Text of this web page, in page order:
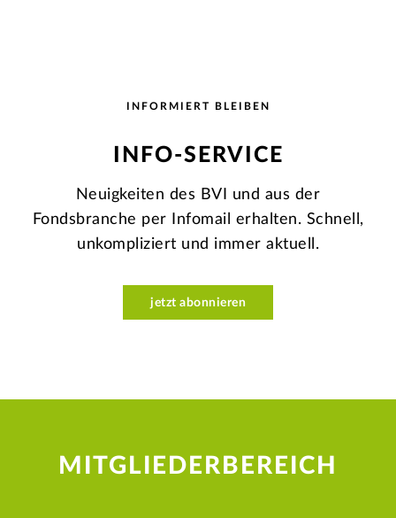
INFORMIERT BLEIBEN
INFO-SERVICE
Neuigkeiten des BVI und aus der
Fondsbranche per Infomail erhalten. Schnell,
unkompliziert und immer aktuell.
jetzt abonnieren
MITGLIEDERBEREICH